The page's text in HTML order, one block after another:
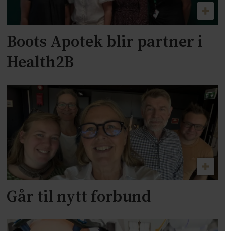
Boots Apotek blir partner i
Health2B
Går til nytt forbund